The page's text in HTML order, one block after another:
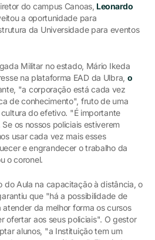
do campus Canoas, Leonardo
a oportunidade para
da Universidade para eventos
Militar no estado, Mário Ikeda
na plataforma EAD da Ulbra, o
"a corporação está cada vez
de conhecimento", fruto de uma
do efetivo. "É importante
os nossos policiais estiverem
usar cada vez mais esses
e engrandecer o trabalho da
o coronel.
do Aula na capacitação à distância, o
que "há a possibilidade de
da melhor forma os cursos
ofertar aos seus policiais". O gestor
alunos, "a Instituição tem um